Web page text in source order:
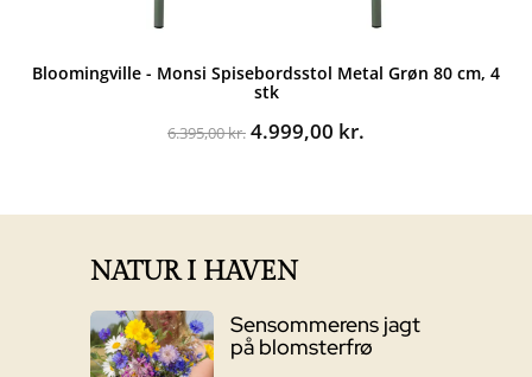
Bloomingville - Monsi Spisebordsstol Metal Grøn 80 cm, 4
stk
6.395,00kr. Den
4.999,00 kr.
NATUR I HAVEN
Sensommerens jagt
på blomsterfrø